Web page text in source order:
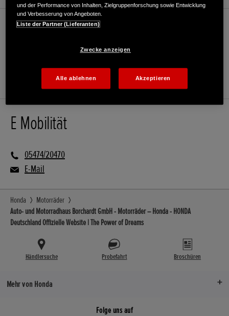
Motorrad/Roller (über 125ccm)
E Mobilität
05474/20470
E-Mail
Honda
Motorräder
Auto- und Motorradhaus Borchardt GmbH - Motorräder – Honda - HONDA
Deutschland Offizielle Website | The Power of Dreams
Händlersuche Probefahrt Broschüren
Mehr von Honda
Folge uns auf
und der Performance von Inhalten, Zielgruppenforschung sowie Entwicklung
und Verbesserung von Angeboten.
Liste der Partner (Lieferanten)
Zwecke anzeigen
Alle ablehnen Akzeptieren